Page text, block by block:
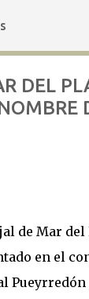
principal
DEL
de Mar del
en el